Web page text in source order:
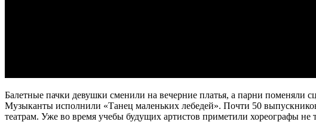
Балетные пачки девушки сменили на вечерние платья, а парни
Музыканты исполнили «Танец маленьких лебедей». Почти 50
театрам. Уже во время учебы будущих артистов приметили хореографы